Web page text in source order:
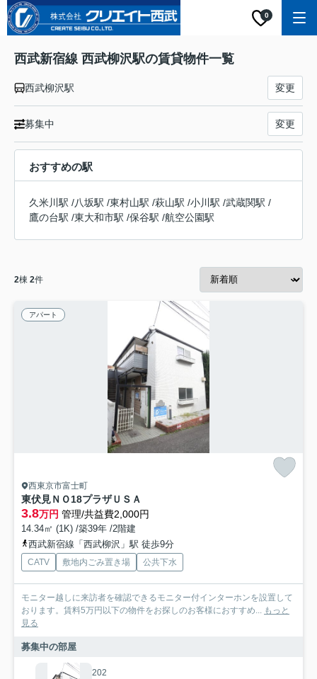
0
西武新宿線 西武柳沢駅の賃貸物件一覧
西武柳沢駅 変更
募集中 変更
おすすめの駅
久米川駅 /八坂駅 /東村山駅 /萩山駅 /小川駅 /武蔵関駅 /
鷹の台駅 /東大和市駅 /保谷駅 /航空公園駅
2棟 2件
アパート
西東京市富士町
東伏見ＮＯ18プラザＵＳＡ
3.8万円 管理/共益費2,000円
14.34㎡ (1K) /築39年 /2階建
西武新宿線「西武柳沢」駅 徒歩9分
CATV 敷地内ごみ置き場 公共下水
モニター越しに来訪者を確認できるモニター付インターホンを設置して
おります。賃料5万円以下の物件をお探しのお客様におすすめ... もっと
見る
募集中の部屋
202